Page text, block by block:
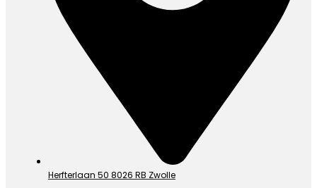
Herfterlaan 50 8026 RB Zwolle